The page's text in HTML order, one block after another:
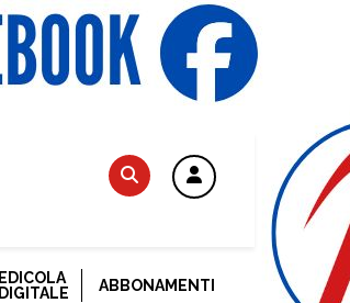
EDICOLA
DIGITALE
ABBONAMENTI